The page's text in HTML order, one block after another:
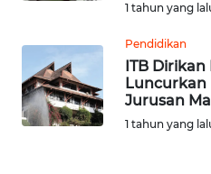
1 tahun yang
Pendidikan
ITB
Luncurkan
Jurusan
1 tahun yang
SULUT
WN
MALUKU